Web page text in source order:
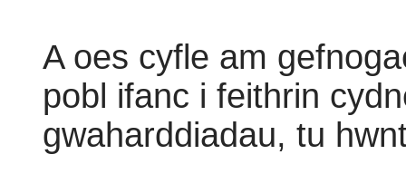
A oes cyfle am
pobl ifanc i feithrin
gwaharddiadau, tu